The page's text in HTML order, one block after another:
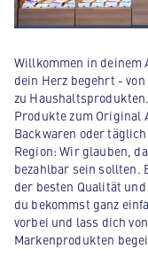
Willkommen in deinem
dein Herz begehrt -
zu
Produkte zum Original
Backwaren oder
Region: Wir glauben,
bezahlbar sein sollten.
der besten Qualität
du bekommst ganz
vorbei und lass dich
Markenprodukten